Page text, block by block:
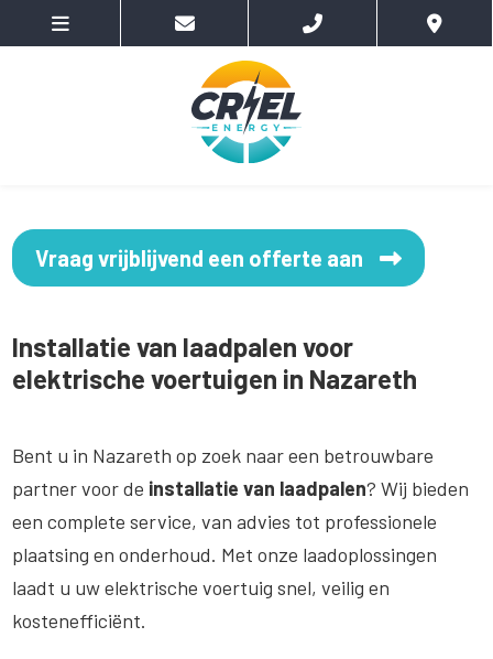
Vraag vrijblijvend een offerte aan
Installatie van laadpalen voor
elektrische voertuigen in Nazareth
Bent u in Nazareth op zoek naar een betrouwbare
partner voor de installatie van laadpalen? Wij bieden
een complete service, van advies tot professionele
plaatsing en onderhoud. Met onze laadoplossingen
laadt u uw elektrische voertuig snel, veilig en
kostenefficiënt.